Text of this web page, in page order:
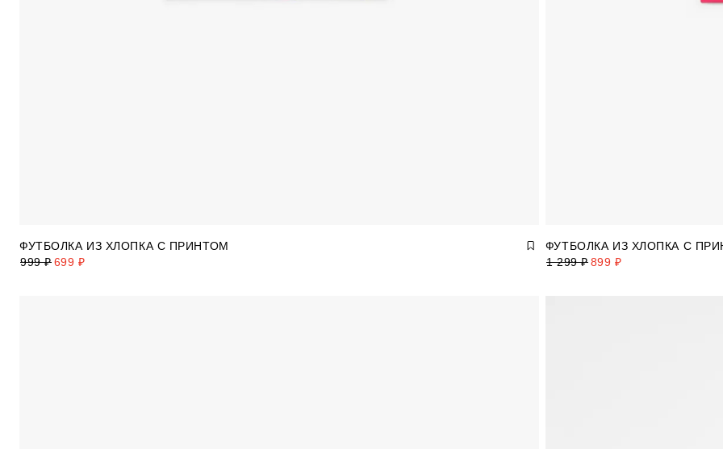
ФУТБОЛКА ИЗ ХЛОПКА С ПРИНТОМ
699 ₽
999 ₽
ФУТБОЛКА ИЗ ХЛОПКА С
899 ₽
1 299 ₽